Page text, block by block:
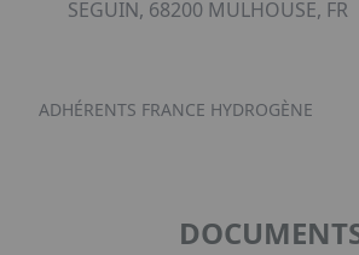
SEGUIN, 68200 MULHOUSE, FR
ADHÉRENTS FRANCE HYDROGÈNE